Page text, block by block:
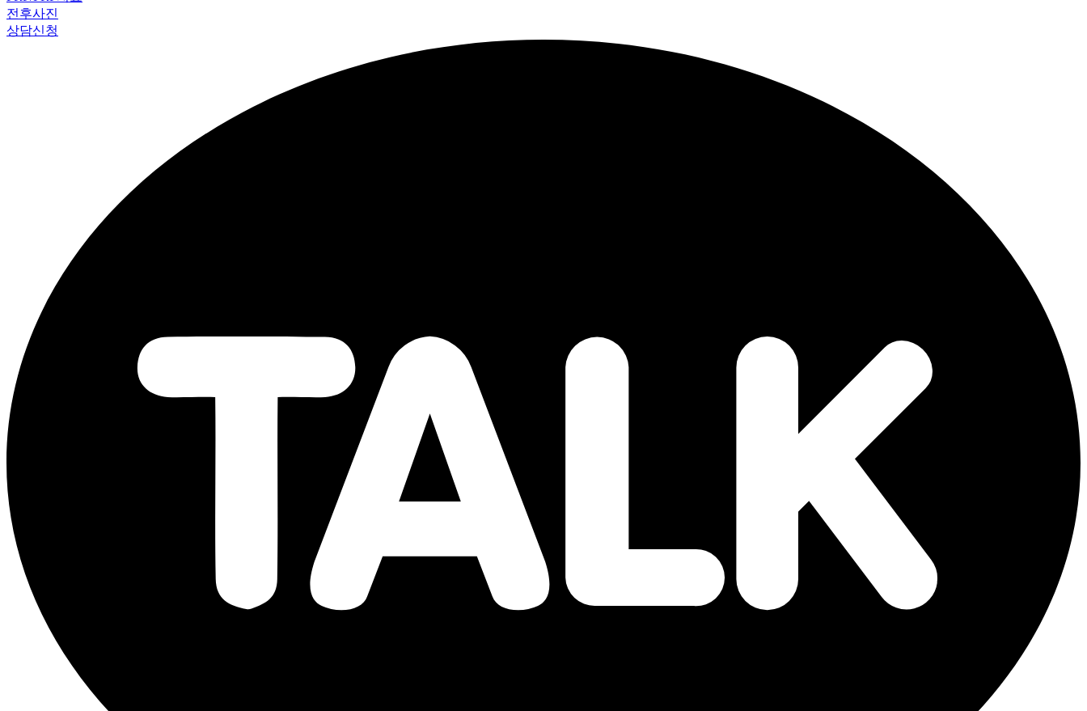
전후사진
상담신청